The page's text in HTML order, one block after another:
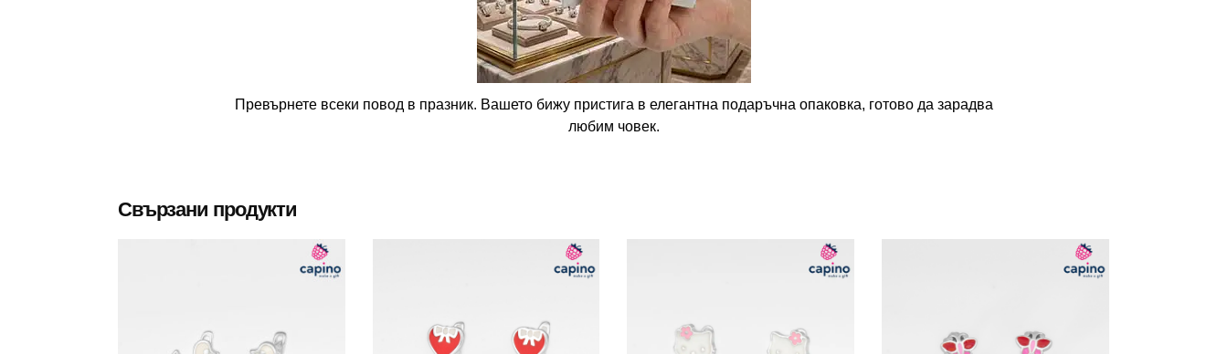
Превърнете всеки повод в празник. Вашето бижу пристига в елегантна подаръчна опаковка, готово да зарадва
любим човек.
Свързани продукти